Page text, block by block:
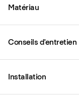
Matériau
Conseils d'entretien
Installation